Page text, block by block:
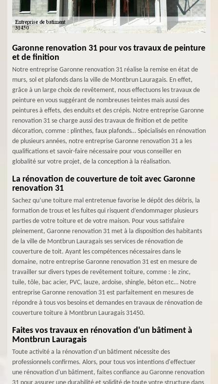
Garonne renovation 31 pour vos travaux de peinture
et de finition
Notre entreprise Garonne renovation 31 réalise la remise en état de
murs, sol et plafonds dans la ville de Montbrun Lauragais. En effet,
grâce à un large choix de revêtement, nous effectuons les travaux de
peinture en vous suggérant de nombreuses teintes mais aussi des
peintures à effets, des enduits et des crépis. Notre entreprise Garonne
renovation 31 se charge aussi des travaux de finition et de petite
décoration, comme : plinthes, faux plafonds… Spécialisés en rénovation
de plusieurs années, notre entreprise Garonne renovation 31 a les
qualifications et savoir-faire nécessaire pour vous conseiller en
globalité sur votre projet, de la conception à la réalisation.
La rénovation de couverture de toit avec Garonne
renovation 31
Sachez qu’une toiture mal entretenue favorise le dépôt des débris, la
formation de trous et les fuites qui risquent d’endommager plusieurs
parties de votre toiture et de votre maison. Pour vous satisfaire
pleinement, Garonne renovation 31 met à la disposition des habitants
de la ville de Montbrun Lauragais ses services de rénovation de
couverture de toit. Ayant les compétences nécessaires dans le
domaine, notre entreprise Garonne renovation 31 est en mesure de
travailler sur divers types de revêtement toiture, comme : le zinc,
tuile, tôle, bac acier, PVC, lauze, ardoise, shingle, béton etc… Notre
entreprise Garonne renovation 31 est parfaitement en mesures de
répondre à tous vos besoins et demandes en travaux de rénovation de
couverture toiture à Montbrun Lauragais 31450.
Faites vos travaux en rénovation d'un bâtiment à
Montbrun Lauragais
Toute activité a la rénovation d’un bâtiment nécessite des
professionnels confirmes. Alors, pour tous vos intentions d'effectuer
une rénovation d'un bâtiment, faites confiance au Garonne renovation